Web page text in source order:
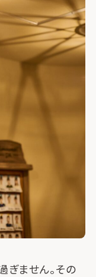
ぎません。その